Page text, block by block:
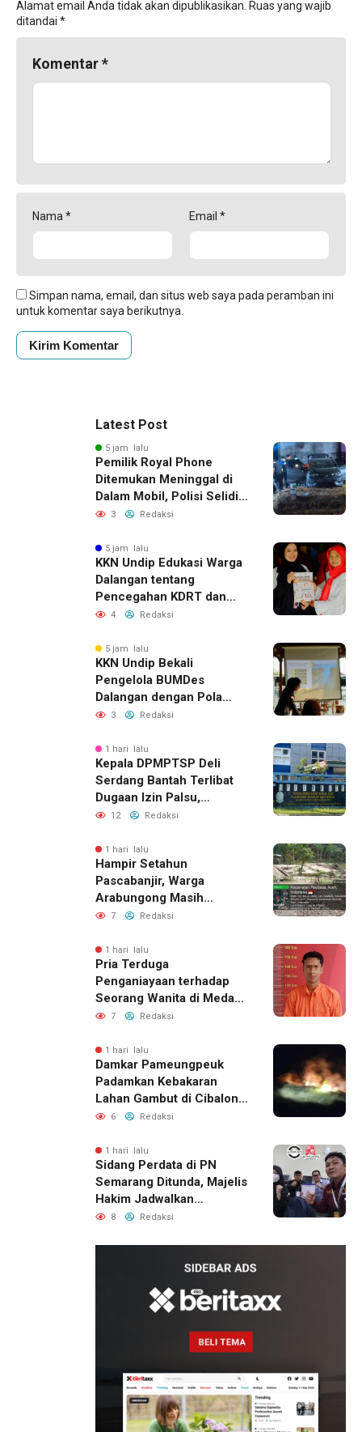
Alamat email Anda tidak akan dipublikasikan. Ruas yang wajib
ditandai *
Komentar*
Nama * Email *
Simpan nama, email, dan situs web saya pada peramban ini
untuk komentar saya berikutnya.
Latest Post
5 jam lalu
Pemilik Royal Phone
Ditemukan Meninggal di
Dalam Mobil, Polisi Selidiki
Dugaan Keterkaitan
3 Redaksi
5 jam lalu
KKN Undip Edukasi Warga
Dalangan tentang
Pencegahan KDRT dan
Komunikasi Keluarga
4 Redaksi
5 jam lalu
KKN Undip Bekali
Pengelola BUMDes
Dalangan dengan Pola
Pikir Inovatif
3 Redaksi
1 hari lalu
Kepala DPMPTSP Deli
Serdang Bantah Terlibat
Dugaan Izin Palsu,
Tegaskan Proses
Jalur Resmi
12 Redaksi
1 hari lalu
Hampir Setahun
Pascabanjir, Warga
Arabungong Masih
Menunggu Bantuan
7 Redaksi
1 hari lalu
Pria Terduga
Penganiayaan terhadap
Seorang Wanita di Medan
Ditangkap Polisi
7 Redaksi
1 hari lalu
Damkar Pameungpeuk
Padamkan Kebakaran
Lahan Gambut di Cibalong,
Permukiman Warga
6 Redaksi
1 hari lalu
Sidang Perdata di PN
Semarang Ditunda, Majelis
Hakim Jadwalkan
Pemanggilan Ulang BPR
8 Redaksi
5 jam lalu
Pemilik
Royal
Phone